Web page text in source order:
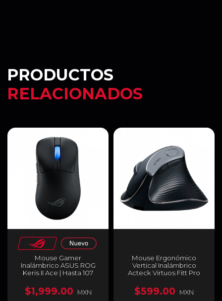
PRODUCTOS
RELACIONADOS
Mouse Gamer
Inalámbrico ASUS ROG
Keris II Ace | Hasta 107
42000 DPI | Sensor
Óptico ROG AimPoint Pro
$1,999.00 MXN
Mouse Ergonómico
Vertical Inalámbrico
Acteck Virtuos Fitt Pro
Sensor Óptico Sigma
MX8650 | 118 g | 8 Botones
$599.00 MXN